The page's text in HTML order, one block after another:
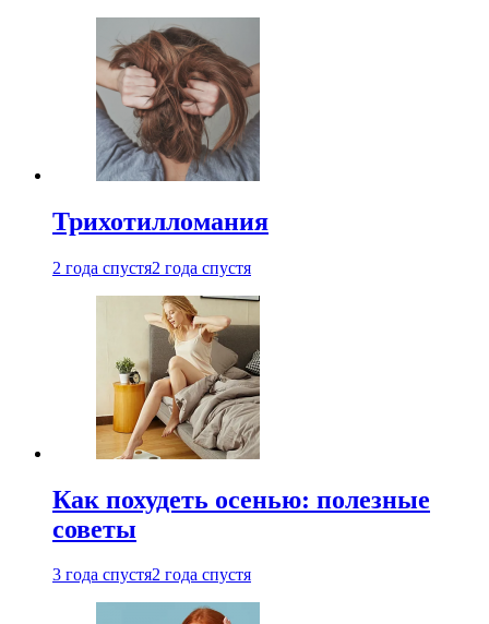
Трихотилломания
2 года спустя2 года спустя
Как похудеть осенью: полезные
советы
3 года спустя2 года спустя